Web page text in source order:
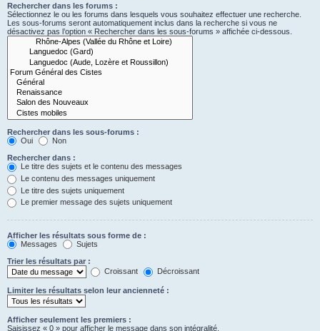
Rechercher dans les forums :
Sélectionnez le ou les forums dans lesquels vous souhaitez effectuer une recherche.
Les sous-forums seront automatiquement inclus dans la recherche si vous ne
désactivez pas l’option « Rechercher dans les sous-forums » affichée ci-dessous.
Rechercher dans les sous-forums :
Oui
Non
Rechercher dans :
Le titre des sujets et le contenu des messages
Le contenu des messages uniquement
Le titre des sujets uniquement
Le premier message des sujets uniquement
Afficher les résultats sous forme de :
Messages
Sujets
Trier les résultats par :
Croissant
Décroissant
Limiter les résultats selon leur ancienneté :
Afficher seulement les premiers :
Saisissez « 0 » pour afficher le message dans son intégralité.